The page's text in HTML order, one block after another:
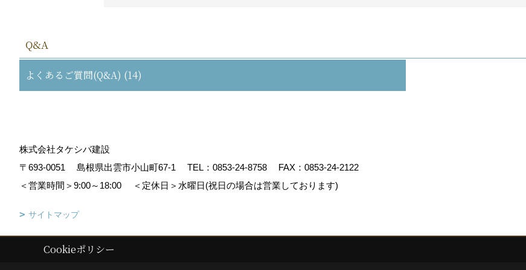
Q&A
よくあるご質問(Q&A) (14)
株式会社タケシバ建設
〒693-0051
島根県出雲市小山町67-1 TEL： 0853-24-8758
FAX：0853-24-2122
＜営業時間＞9:00～18:00
＜定休日＞水曜日(祝日の場合は営業しております)
サイトマップ
Copyright (c) Takeshiba.co,.Ltd. All Rights Reserved.
Cookieポリシー